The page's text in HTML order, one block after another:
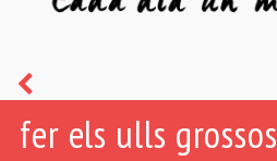
fer els ulls grossos
esquer